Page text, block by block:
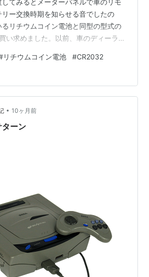
リー交換時期を知らせる音でしたの
リチウムコイン電池と同型の型式の
い求めました。以前、車のディーラー
方が良いと聞いていました。しか
しても警告はされないので警告され
いましたが、いざバッテリー切れし
何処に行ったか分からない可能性が大
キーの電池も交換しました。これで
、動画には警告音は入っていませ
リチウムコイン電池 #CR2032
• 10ヶ月前
ターン